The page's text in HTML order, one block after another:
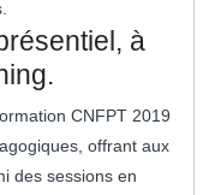
à
CNFPT 2019
offrant aux
des sessions en